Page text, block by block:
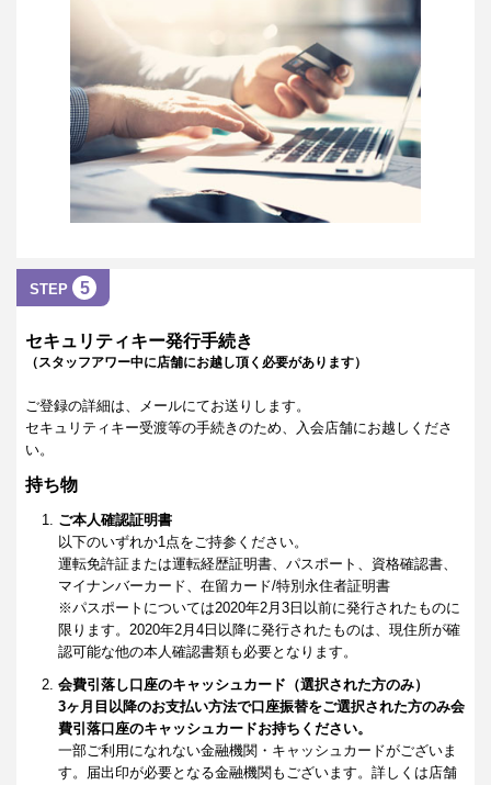
STEP 5
セキュリティキー発行手続き
（スタッフアワー中に店舗にお越し頂く必要があります）
ご登録の詳細は、メールにてお送りします。
セキュリティキー受渡等の手続きのため、入会店舗にお越しくださ
い。
持ち物
ご本人確認証明書
以下のいずれか1点をご持参ください。
運転免許証または運転経歴証明書、パスポート、資格確認書、
マイナンバーカード、在留カード/特別永住者証明書
※パスポートについては2020年2月3日以前に発行されたものに
限ります。2020年2月4日以降に発行されたものは、現住所が確
認可能な他の本人確認書類も必要となります。
会費引落し口座のキャッシュカード（選択された方のみ）
3ヶ月目以降のお支払い方法で口座振替をご選択された方のみ会
費引落口座のキャッシュカードお持ちください。
一部ご利用になれない金融機関・キャッシュカードがございま
す。届出印が必要となる金融機関もございます。詳しくは店舗